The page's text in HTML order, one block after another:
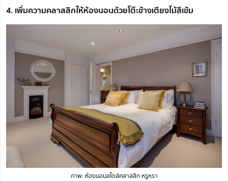
4. เพิ่มความคลาสสิกให้ห้องนอนด้วยโต๊ะข้างเตียงไม้สีเข้ม
ภาพ: ห้องนอนสไตล์คลาสสิก หรูหรา